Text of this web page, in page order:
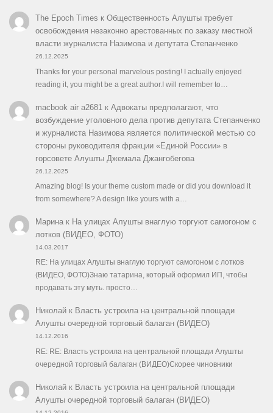
The Epoch Times к Общественность Алушты требует
освобождения незаконно арестованных по заказу местной
власти журналиста Назимова и депутата Степанченко
26.12.2025
Thanks for your personal marvelous posting! I actually enjoyed
reading it, you might be a great author.I will remember to…
macbook air a2681 к Адвокаты предполагают, что
возбуждение уголовного дела против депутата Степанченко
и журналиста Назимова является политической местью со
стороны руководителя фракции «Единой России» в
горсовете Алушты Джемала Джангобегова
26.12.2025
Amazing blog! Is your theme custom made or did you download it
from somewhere? A design like yours with a…
Маринак На улицах Алушты внаглую торгуют самогоном с
лотков (ВИДЕО, ФОТО)
14.03.2017
RE: На улицах Алушты внаглую торгуют самогоном с лотков
(ВИДЕО, ФОТО)Знаю татарина, который оформил ИП, чтобы
продавать эту муть. просто…
Николайк Власть устроила на центральной площади
Алушты очередной торговый балаган (ВИДЕО)
14.12.2016
RE: RE: Власть устроила на центральной площади Алушты
очередной торговый балаган (ВИДЕО)Скорее чиновники
Николайк Власть устроила на центральной площади
Алушты очередной торговый балаган (ВИДЕО)